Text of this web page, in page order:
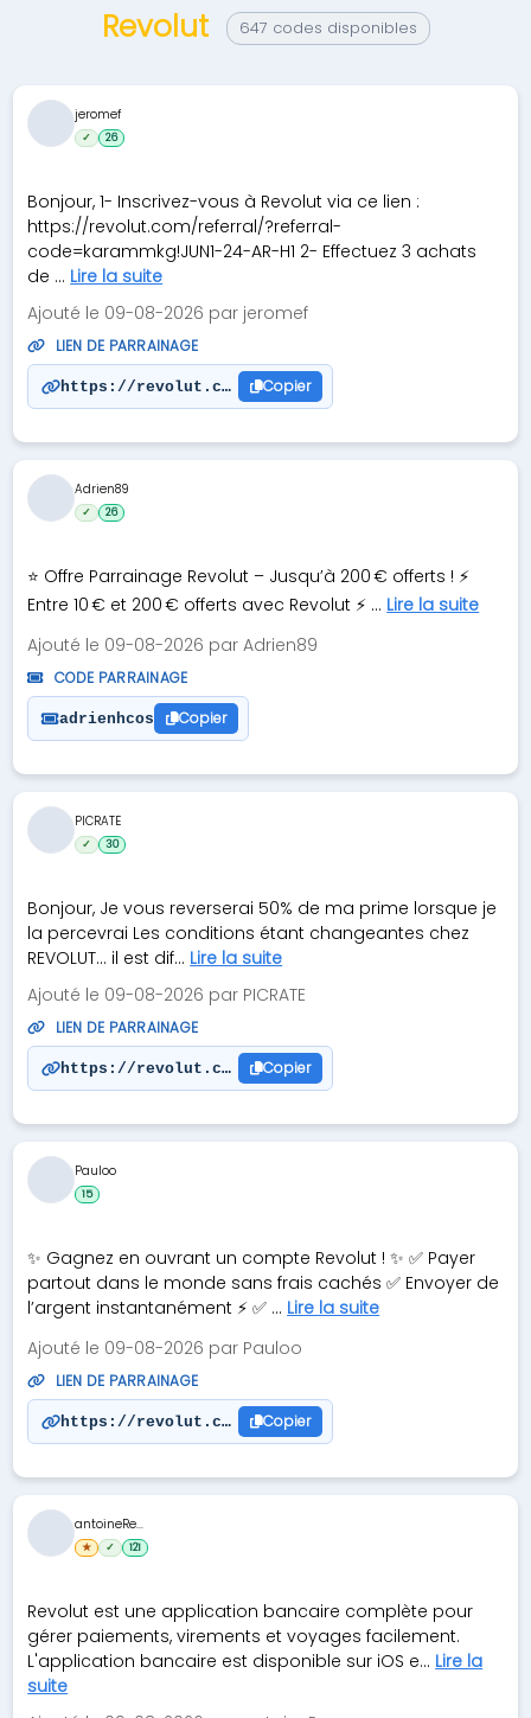
Revolut
647 codes disponibles
Bonjour, 1- Inscrivez-vous à Revolut via ce lien :
https://revolut.com/referral/?referral-
code=karammkg!JUN1-24-AR-H1 2- Effectuez 3 achats
de ... Lire la suite
Ajouté le 09-08-2026 par jeromef
LIEN DE PARRAINAGE
https://revolut.com/referral/?referral-
Copier
jeromef
✓ 26
⭐️ Offre Parrainage Revolut – Jusqu’à 200 € offerts ! ⚡
Entre 10 € et 200 € offerts avec Revolut ⚡ ... Lire la suite
Ajouté le 09-08-2026 par Adrien89
CODE PARRAINAGE
adrienhcos Copier
Adrien89
✓ 26
Bonjour, Je vous reverserai 50% de ma prime lorsque je
la percevrai Les conditions étant changeantes chez
REVOLUT… il est dif... Lire la suite
Ajouté le 09-08-2026 par PICRATE
LIEN DE PARRAINAGE
https://revolut.com/referral/?referral-
Copier
PICRATE
✓ 30
✨ Gagnez en ouvrant un compte Revolut ! ✨ ✅ Payer
partout dans le monde sans frais cachés ✅ Envoyer de
l’argent instantanément ⚡ ✅ ... Lire la suite
Ajouté le 09-08-2026 par Pauloo
LIEN DE PARRAINAGE
https://revolut.com/referral/?referral-
Copier
Pauloo
15
Revolut est une application bancaire complète pour
gérer paiements, virements et voyages facilement.
L'application bancaire est disponible sur iOS e... Lire la
suite
antoineRe...
★ ✓ 121